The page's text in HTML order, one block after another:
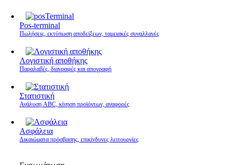
Pos-terminal
Πωλήσεις, εκτύπωση αποδείξεων, ταμειακές συναλλαγές
Λογιστική αποθήκης
Παραλαβές, διαγραφές και απογραφή
Στατιστική
Ανάλυση ABC, κίνηση προϊόντων, αναφορές
Ασφάλεια
Δικαιώματα πρόσβασης, επικίνδυνες λειτουργίες